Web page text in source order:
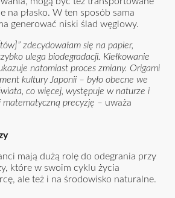
na płasko. W ten sposób sama
generować niski ślad węglowy.
zdecydowałam się na papier,
ulega biodegradacji. Kiełkowanie
natomiast proces zmiany. Origami
kultury Japonii – było obecne we
co więcej, występuje w naturze i
matematyczną precyzję – uważa
mają dużą rolę do odegrania przy
które w swoim cyklu życia
ale też i na środowisko naturalne.